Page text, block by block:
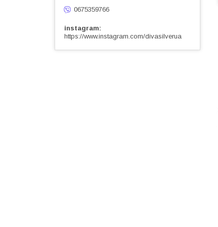
0675359766
instagram
https://www.instagram.com/divasilverua